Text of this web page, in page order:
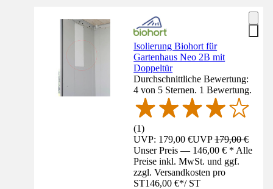
Isolierung Biohort für
Gartenhaus Neo 2B mit
Doppeltür
Durchschnittliche Bewertung:
4 von 5 Sternen. 1 Bewertung.
(1)
UVP: 179,00 €UVP179,00 €
Unser Preis — 146,00 € * Alle
Preise inkl. MwSt. und ggf.
zzgl. Versandkosten pro
ST146,00 €*/ ST